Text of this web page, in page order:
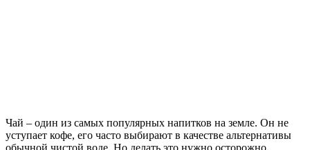
Чай – один из самых популярных напитков на земле. Он не
уступает кофе, его часто выбирают в качестве альтернативы
обычной чистой воде. Но делать это нужно осторожно.